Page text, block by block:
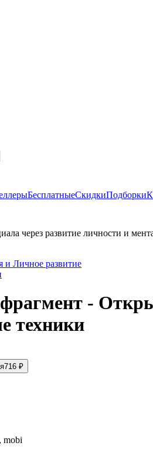
БесплатныеСкидкиПодборки
и Личное развитие
-
техники
716 ₽
mobi